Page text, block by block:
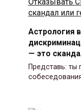
Астрология
— это
Представь: ты